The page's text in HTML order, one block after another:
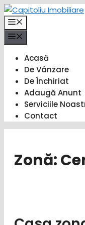
Sari
la
conținut
Acasă
De Vânzare
De Închiriat
Adaugă Anunt
Serviciile
Contact
Zonă: